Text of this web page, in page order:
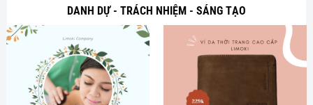
DANH DỰ - TRÁCH NHIỆM - SÁNG TẠO